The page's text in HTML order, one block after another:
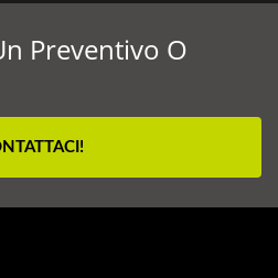
Preventivo O